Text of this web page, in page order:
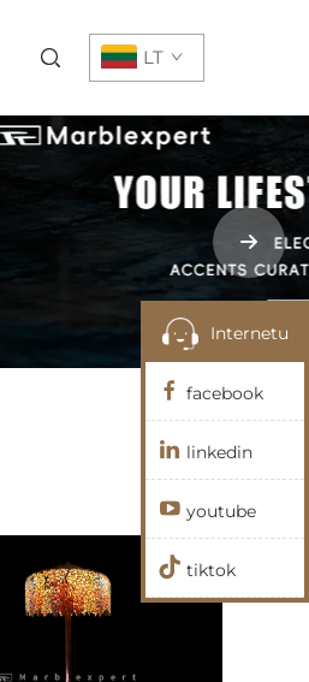
LT
Internetu
facebook
linkedin
youtube
tiktok